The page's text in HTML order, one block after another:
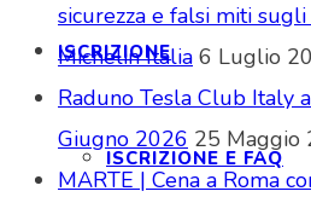
ISCRIZIONE
ISCRIZIONE E FAQ
sicurezza e falsi miti
Michelin Italia 6 Luglio
Raduno Tesla Club Italy
Giugno 2026 25 Maggio
MARTE | Cena a Roma